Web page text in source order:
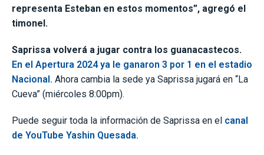
representa Esteban en estos momentos”, agregó el
timonel.
Saprissa volverá a jugar contra los guanacastecos.
En el Apertura 2024 ya le ganaron 3 por 1 en el estadio
Nacional. Ahora cambia la sede ya Saprissa jugará en “La
Cueva” (miércoles 8:00pm).
Puede seguir toda la información de Saprissa en el canal
de YouTube Yashin Quesada.